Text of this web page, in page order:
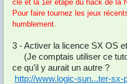
clé et la 1er étape du hack de la
Pour faire tournez les jeux
humblement.
3 - Activer la licence SX OS
(Je comptais utiliser ce tuto
ce qu’il y aurait un autre ?
http://www.logic-sun...ter-sx-